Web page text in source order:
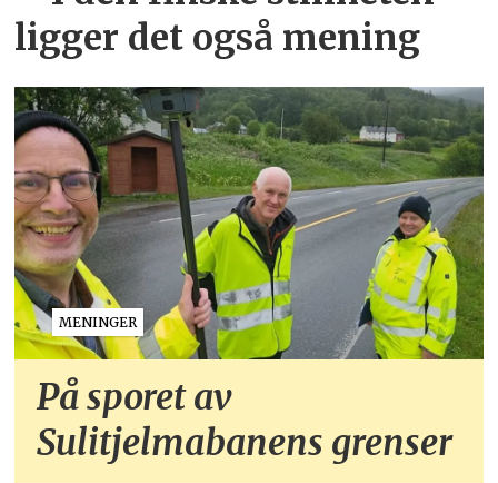
ligger det også mening
MENINGER
På sporet av
Sulitjelmabanens grenser